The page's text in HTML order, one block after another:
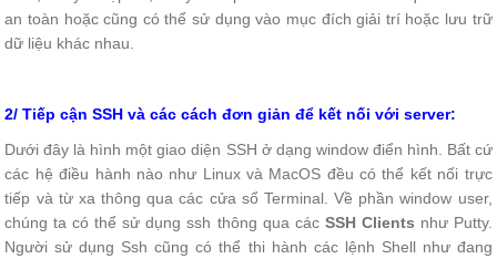
an toàn hoặc cũng có thể sử dụng vào mục đích giải trí hoặc lưu trữ
dữ liệu khác nhau.
2/ Tiếp cận SSH và các cách đơn giản để kết nối với server:
Dưới đây là hình một giao diện SSH ở dạng window điển hình. Bất cứ
các hệ điều hành nào như Linux và MacOS đều có thể kết nối trực
tiếp và từ xa thông qua các cửa sổ Terminal. Về phần window user,
chúng ta có thể sử dụng ssh thông qua các SSH Clients như Putty.
Người sử dụng Ssh cũng có thể thi hành các lệnh Shell như đang